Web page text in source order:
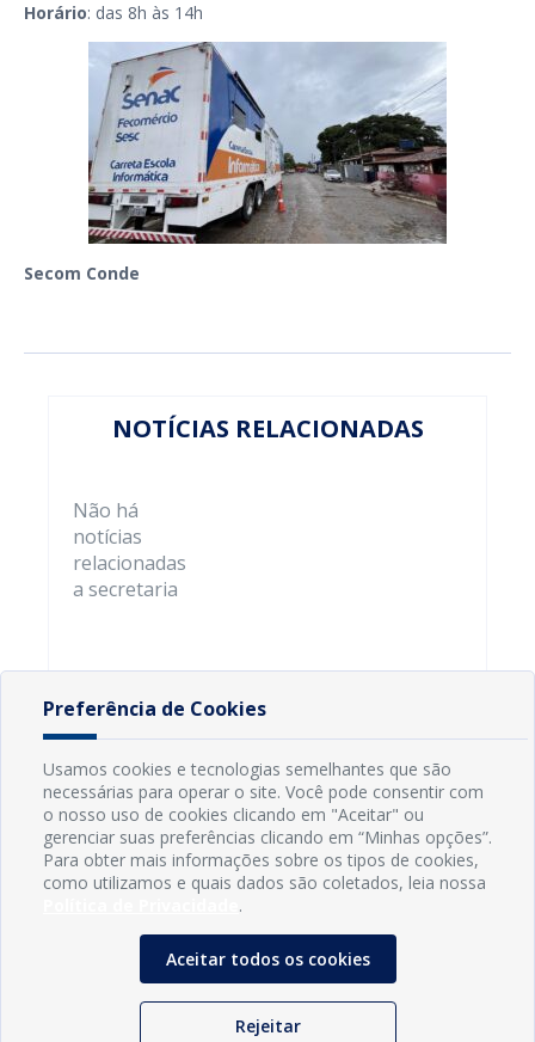
Horário: das 8h às 14h
Secom Conde
NOTÍCIAS RELACIONADAS
Não há
notícias
relacionadas
a secretaria
INFORMAÇÕES
Município de Conde - PB
Preferência de Cookies
Usamos cookies e tecnologias semelhantes que são
necessárias para operar o site. Você pode consentir com
o nosso uso de cookies clicando em "Aceitar" ou
gerenciar suas preferências clicando em “Minhas opções”.
Para obter mais informações sobre os tipos de cookies,
como utilizamos e quais dados são coletados, leia nossa
.
Aceitar todos os cookies
Rejeitar